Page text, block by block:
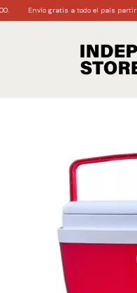
Envío gratis a todo el país partir